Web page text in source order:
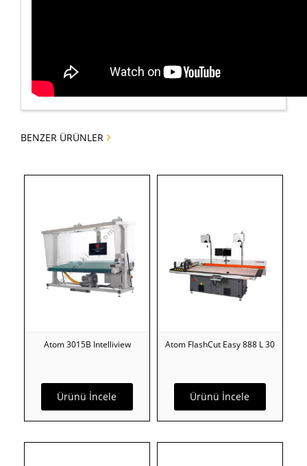
BENZER ÜRÜNLER
Ürünü İncele
Atom 3015B Intelliview
Ürünü İncele
Atom FlashCut Easy 888 L 30